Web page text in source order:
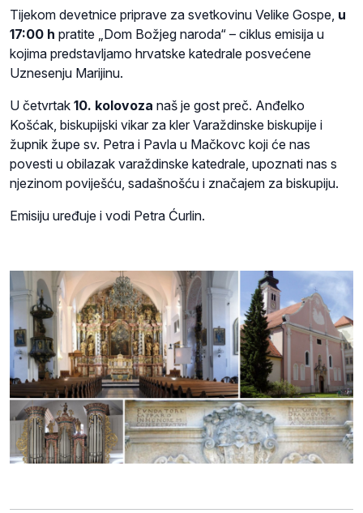
Tijekom devetnice priprave za svetkovinu Velike Gospe, u
17:00 h pratite „Dom Božjeg naroda“ – ciklus emisija u
kojima predstavljamo hrvatske katedrale posvećene
Uznesenju Marijinu.
U četvrtak 10. kolovoza naš je gost preč. Anđelko
Košćak, biskupijski vikar za kler Varaždinske biskupije i
župnik župe sv. Petra i Pavla u Mačkovc koji će nas
povesti u obilazak varaždinske katedrale, upoznati nas s
njezinom poviješću, sadašnošću i značajem za biskupiju.
Emisiju uređuje i vodi Petra Ćurlin.